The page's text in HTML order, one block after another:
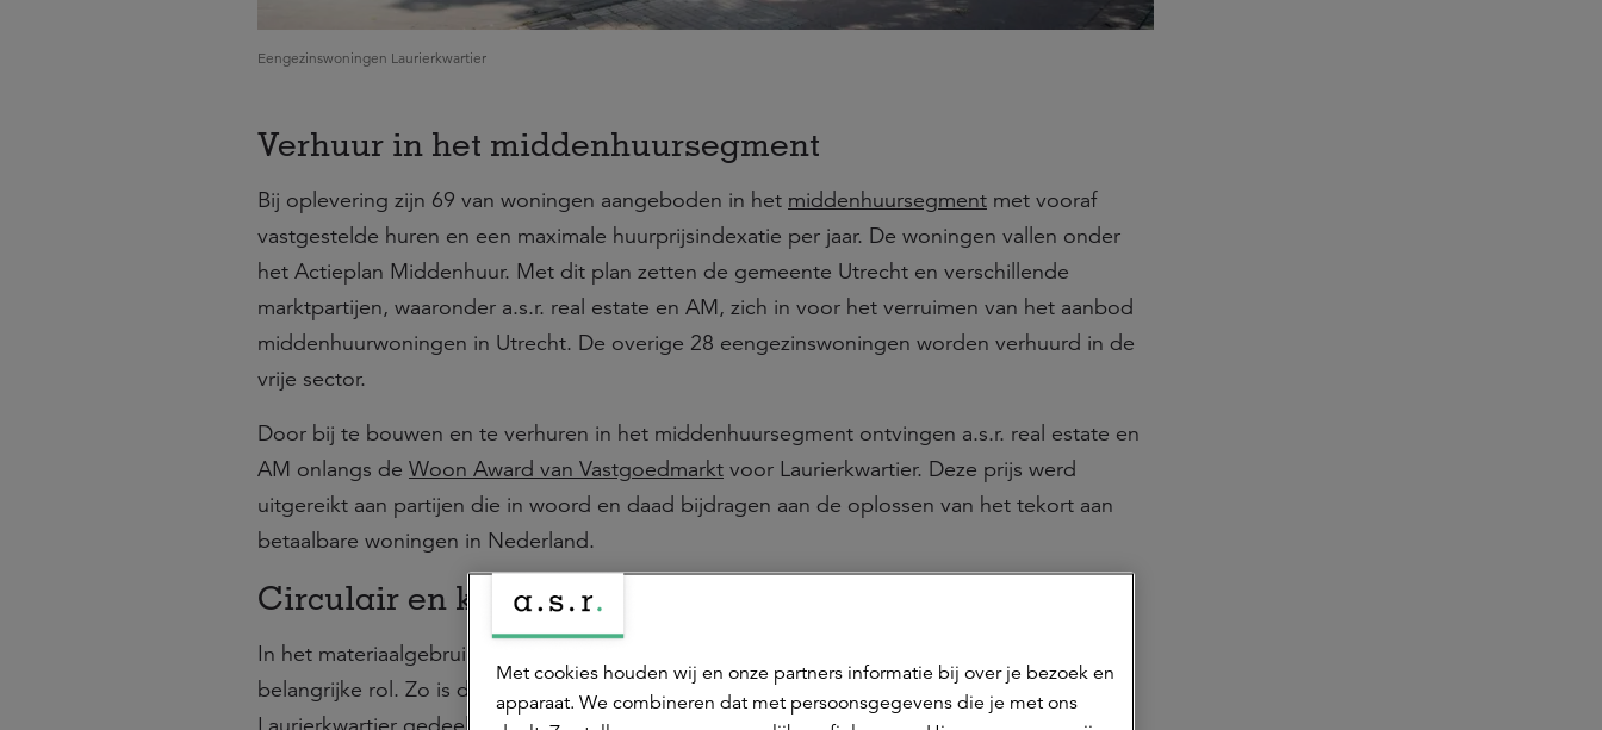
Eengezinswoningen Laurierkwartier
Verhuur in het middenhuursegment
Bij oplevering zijn 69 van woningen aangeboden in het middenhuursegment met vooraf
vastgestelde huren en een maximale huurprijsindexatie per jaar. De woningen vallen onder
het Actieplan Middenhuur. Met dit plan zetten de gemeente Utrecht en verschillende
marktpartijen, waaronder a.s.r. real estate en AM, zich in voor het verruimen van het aanbod
middenhuurwoningen in Utrecht. De overige 28 eengezinswoningen worden verhuurd in de
vrije sector.
Door bij te bouwen en te verhuren in het middenhuursegment ontvingen a.s.r. real estate en
AM onlangs de Woon Award van Vastgoedmarkt voor Laurierkwartier. Deze prijs werd
uitgereikt aan partijen die in woord en daad bijdragen aan de oplossen van het tekort aan
betaalbare woningen in Nederland.
Circulair en klimaatadaptief ontwerp
In het materiaalgebruik van zowel de woningen als de binnentuin speelt circulariteit een
belangrijke rol. Zo is de traditionele metselwerkgevel van een aantal woningen in het
Met cookies houden wij en onze partners informatie bij over je bezoek en
apparaat. We combineren dat met persoonsgegevens die je met ons